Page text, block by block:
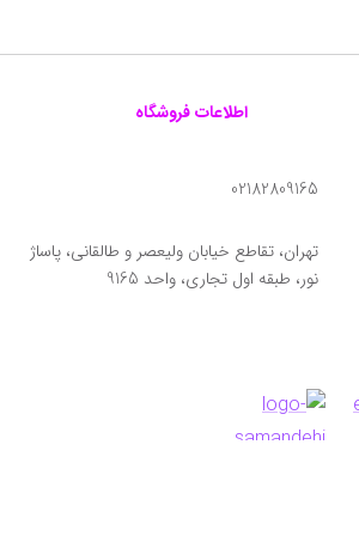
اطلاعات فروشگاه
02182809165
تهران، تقاطع خیابان ولیعصر و طالقانی، پاساژ
نور، طبقه اول تجاری، واحد 9165